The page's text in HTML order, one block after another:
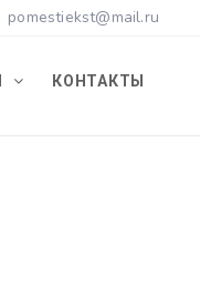
pomestiekst@mail.ru
КОНТАКТЫ